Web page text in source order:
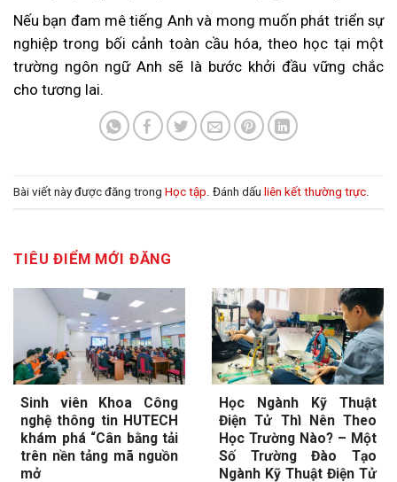
Nếu bạn đam mê tiếng Anh và mong muốn phát triển sự
nghiệp trong bối cảnh toàn cầu hóa, theo học tại một
trường ngôn ngữ Anh sẽ là bước khởi đầu vững chắc
cho tương lai.
Bài viết này được đăng trong Học tập . Đánh dấu liên kết thường trực
TIÊU ĐIỂM MỚI ĐĂNG
Sinh viên Khoa Công
nghệ thông tin HUTECH
khám phá “Cân bằng tải
trên nền tảng mã nguồn
mở
Học Ngành Kỹ Thuật
Điện Tử Thì Nên Theo
Học Trường Nào? – Một
Số Trường Đào Tạo
Ngành Kỹ Thuật Điện Tử